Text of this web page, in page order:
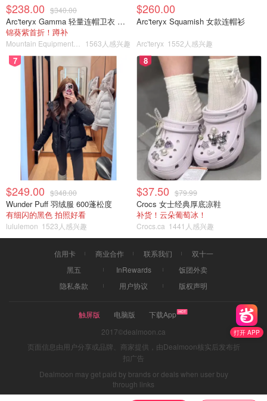
打开 APP
$238.00 $340.00
Arc'teryx Gamma 轻量连帽卫衣 女款
锦葵紫首折！蹲补
1563人感兴趣
$260.00
Arc'teryx Squamish 女款连帽衫
Arc'teryx 1552人感兴趣
7
$249.00 $348.00
Wunder Puff 羽绒服 600蓬松度
有细闪的黑色 拍照好看
lululemon 1523人感兴趣
8
$37.50 $79.99
Crocs 女士经典厚底凉鞋
补货！云朵葡萄冰！
Crocs.ca 1441人感兴趣
信用卡 商业合作 联系我们
双十一
黑五
InRewards
饭团外卖
隐私条款
用户协议 版权声明
触屏版 电脑版
下载App
2017©dealmoon.ca
页面信息由用户分享或品牌、商家提供，由Dealmoon核实后发布折
扣广告
Dealmoon may get paid by brands or deals when user buy
through links